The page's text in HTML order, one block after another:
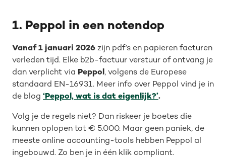
1. Peppol in een notendop
Vanaf 1 januari 2026 zijn pdf’s en papieren facturen
verleden tijd. Elke b2b-factuur verstuur of ontvang je
dan verplicht via Peppol, volgens de Europese
standaard EN-16931. Meer info over Peppol vind je in
de blog ‘Peppol, wat is dat eigenlijk?’.
Volg je de regels niet? Dan riskeer je boetes die
kunnen oplopen tot € 5.000. Maar geen paniek, de
meeste online accounting-tools hebben Peppol al
ingebouwd. Zo ben je in één klik compliant.